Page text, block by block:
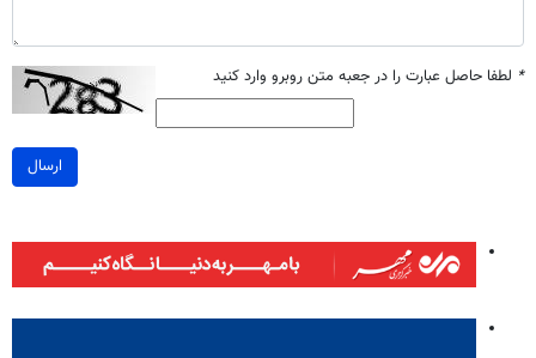
* لطفا حاصل عبارت را در جعبه متن روبرو وارد کنید
ارسال